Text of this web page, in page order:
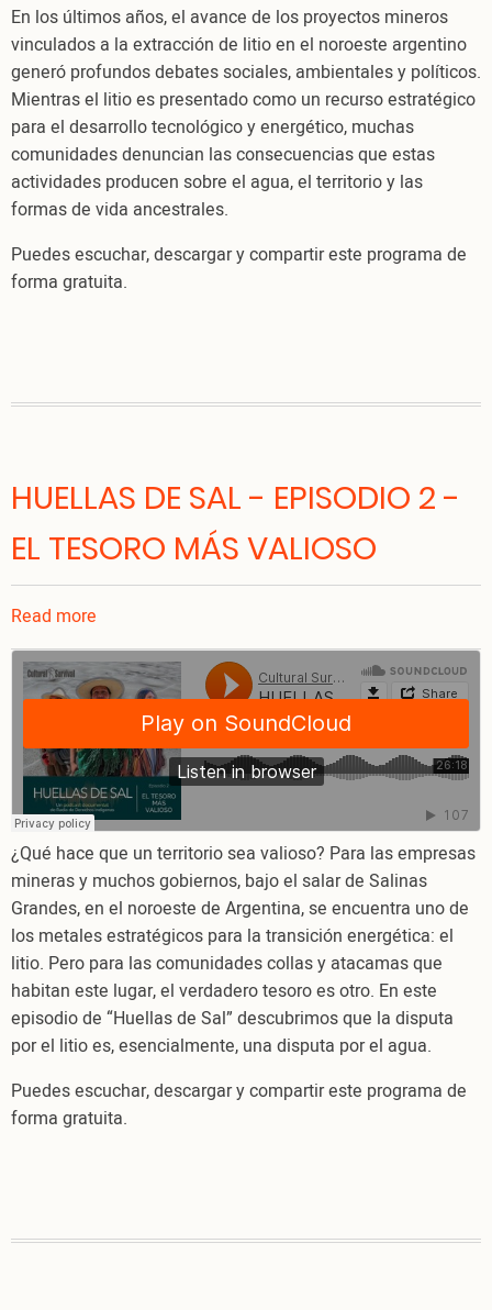
1
En los últimos años, el avance de los proyectos mineros
vinculados a la extracción de litio en el noroeste argentino
generó profundos debates sociales, ambientales y políticos.
Mientras el litio es presentado como un recurso estratégico
para el desarrollo tecnológico y energético, muchas
comunidades denuncian las consecuencias que estas
actividades producen sobre el agua, el territorio y las
formas de vida ancestrales.
Puedes escuchar, descargar y compartir este programa de
forma gratuita.
HUELLAS DE SAL - EPISODIO 2 -
EL TESORO MÁS VALIOSO
Read more
HUELLAS
DE
SAL
EPISODIO
2
-
EL
TESORO
MÁS
VALIOSO
¿Qué hace que un territorio sea valioso? Para las empresas
mineras y muchos gobiernos, bajo el salar de Salinas
Grandes, en el noroeste de Argentina, se encuentra uno de
los metales estratégicos para la transición energética: el
litio. Pero para las comunidades collas y atacamas que
habitan este lugar, el verdadero tesoro es otro. En este
episodio de “Huellas de Sal” descubrimos que la disputa
por el litio es, esencialmente, una disputa por el agua.
Puedes escuchar, descargar y compartir este programa de
forma gratuita.